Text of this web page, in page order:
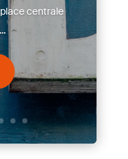
centrale